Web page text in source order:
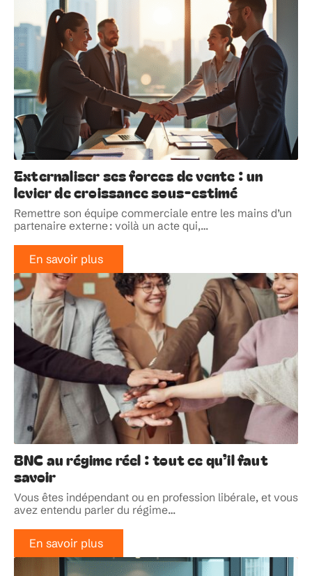
Externaliser ses forces de vente : un
levier de croissance sous-estimé
Remettre son équipe commerciale entre les mains d’un
partenaire externe : voilà un acte qui,…
En savoir plus
BNC au régime réel : tout ce qu’il faut
savoir
Vous êtes indépendant ou en profession libérale, et vous
avez entendu parler du régime…
En savoir plus